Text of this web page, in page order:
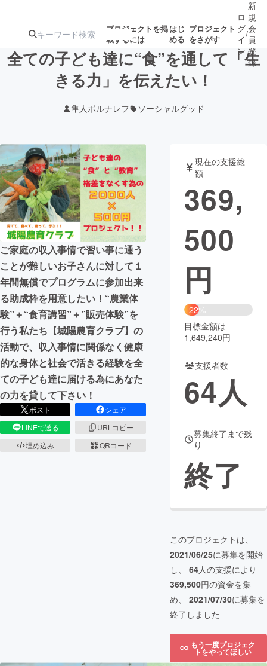
プロジェクトを掲
載するには
はじ
める
プロジェクト
をさがす
注目のリ
ターン
ジェクト
ロジェクト
アート・写真 音楽
テクノロジー・ガジェット ゲーム・サ
映像・映画
ビジネス・起業
まちづくり・地域活性化
CAMPFIRE for Social Good
CAMPFIRE Creation
CAMPFIREふるさと納税machi-ya コミュニティ
ロ
グ
イ
ン
/
新
規
会
員
登
録
全ての子ども達に“食”を通して「生
きる力」を伝えたい！
隼人ポルナレフ ソーシャルグッド
ご家庭の収入事情で習い事に通う
ことが難しいお子さんに対して１
年間無償でプログラムに参加出来
る助成枠を用意したい！“農業体
験”＋“食育講習”＋”販売体験”を
行う私たち【城陽農育クラブ】の
活動で、収入事情に関係なく健康
的な身体と社会で活きる経験を全
ての子ども達に届ける為にあなた
の力を貸して下さい！
ポスト
シェア
LINEで送る
URLコピー
埋め込み
QRコード
現在の支援総
額
369,
500
円
22%
目標金額は
1,649,240円
支援者数
64人
募集終了まで残
り
終了
このプロジェクトは、
2021/06/25に募集を開始
し、 64人の支援により
369,500円の資金を集
め、 2021/07/30に募集を
終了しました
もう一度プロジェク
トをやってほしい